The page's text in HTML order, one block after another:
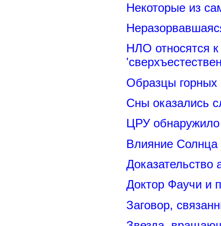
Некоторые из
НЛО относятся к
Образцы горных
Сны оказались
ЦРУ обнаружило
Влияние
Доказательство
Доктор Фаучи и
Заговор,